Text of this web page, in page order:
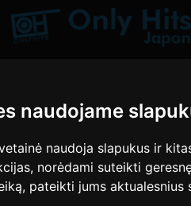
naudojame
naudoja slapukus ir
, norėdami suteikti
, pateikti jums aktualesnius